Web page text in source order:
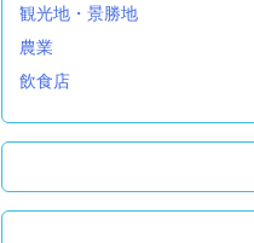
観光地・景勝地
農業
飲食店